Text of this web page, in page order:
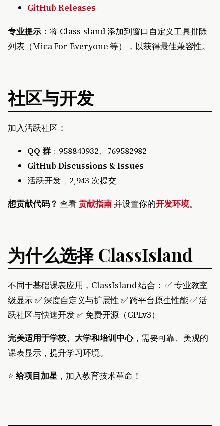
GitHub Releases
专业提示 ：将 ClassIsland 添加到窗口自定义工具排除
列表（Mica For Everyone 等），以获得最佳兼容性。
社区与开发
加入活跃社区：
QQ 群 ：958840932、769582982
GitHub Discussions & Issues
活跃开发，2,943 次提交
想贡献代码？ 查看贡献指南 并设置你的开发环境。
为什么选择 ClassIsland
不同于基础课表应用，ClassIsland 结合： ✅ 专业教室
级显示 ✅ 深度自定义与扩展性 ✅ 跨平台原生性能 ✅ 活
跃社区与快速开发 ✅ 免费开源（GPLv3）
完美适用于学校、大学和培训中心，需要可靠、美观的
课表显示，提升学习环境。
⭐ 给项目加星 ，加入教育技术革命！